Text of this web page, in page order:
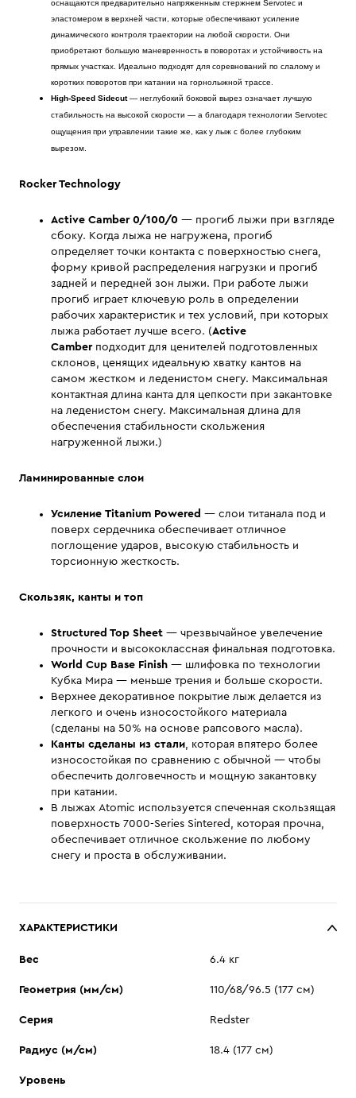
оснащаются предварительно напряженным стержнем Servotec и
эластомером в верхней части, которые обеспечивают усиление
динамического контроля траектории на любой скорости. Они
приобретают большую маневренность в поворотах и устойчивость на
прямых участках. Идеально подходят для соревнований по слалому и
коротких поворотов при катании на горнолыжной трассе.
High-Speed Sidecut— неглубокий боковой вырез означает лучшую
стабильность на высокой скорости — а благодаря технологии Servotec
ощущения при управлении такие же, как у лыж с более глубоким
вырезом.
Rocker Technology
Active Camber 0/100/0 — прогиб лыжи при взгляде
сбоку. Когда лыжа не нагружена, прогиб
определяет точки контакта с поверхностью снега,
форму кривой распределения нагрузки и прогиб
задней и передней зон лыжи. При работе лыжи
прогиб играет ключевую роль в определении
рабочих характеристик и тех условий, при которых
лыжа работает лучше всего. (Active
Camberподходит для ценителей подготовленных
склонов, ценящих идеальную хватку кантов на
самом жестком и леденистом снегу. Максимальная
контактная длина канта для цепкости при закантовке
на леденистом снегу. Максимальная длина для
обеспечения стабильности скольжения
нагруженной лыжи.)
Ламинированные слои
Усиление Titanium Powered — слои титанала под и
поверх сердечника обеспечивает отличное
поглощение ударов, высокую стабильность и
торсионную жесткость.
Скользяк, канты и топ
Structured Top Sheet — чрезвычайное увелечение
прочности и высококлассная финальная подготовка.
World Cup Base Finish — шлифовка по технологии
Кубка Мира — меньше трения и больше скорости.
Верхнее декоративное покрытие лыж делается из
легкого и очень износостойкого материала
(сделаны на 50% на основе рапсового масла).
Канты сделаны из стали, которая впятеро более
износостойкая по сравнению с обычной — чтобы
обеспечить долговечность и мощную закантовку
при катании.
В лыжах Atomic используется спеченная скользящая
поверхность 7000-Series Sintered, которая прочна,
обеспечивает отличное скольжение по любому
снегу и проста в обслуживании.
ХАРАКТЕРИСТИКИ
Вес 6.4 кг
Геометрия (мм/см) 110/68/96.5 (177 см)
Серия Redster
Радиус (м/см) 18.4 (177 см)
Уровень